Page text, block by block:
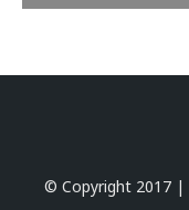
© Copyright 2017 |